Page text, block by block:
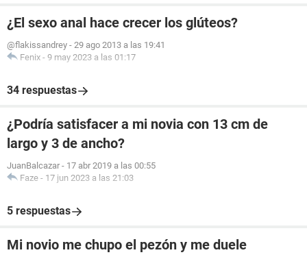
¿El sexo anal hace crecer los glúteos?
@flakissandrey - 29 ago 2013 a las 19:41
Fenix - 9 may 2023 a las 01:17
34 respuestas
¿Podría satisfacer a mi novia con 13 cm de
largo y 3 de ancho?
JuanBalcazar - 17 abr 2019 a las 00:55
Faze - 17 jun 2023 a las 21:03
5 respuestas
Mi novio me chupo el pezón y me duele